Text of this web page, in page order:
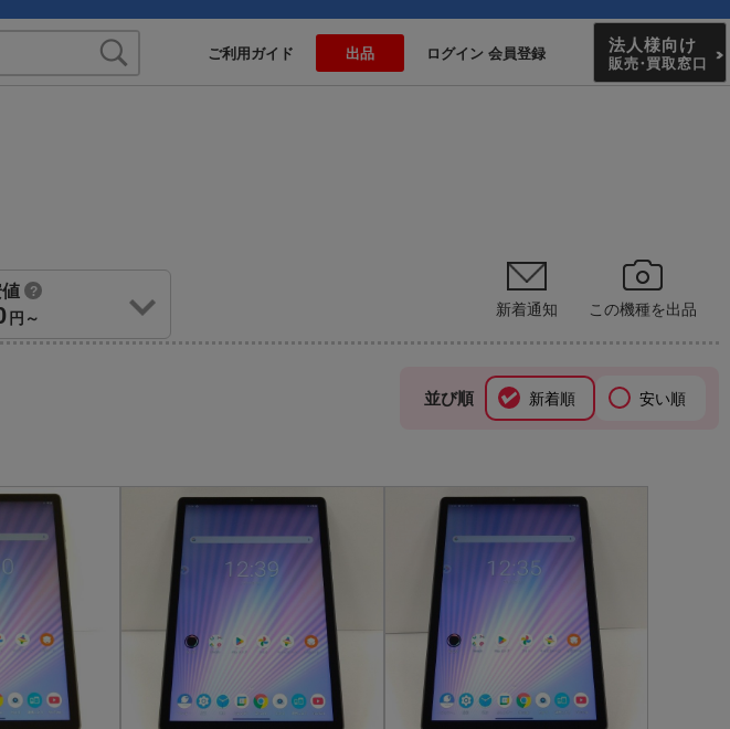
ご利用ガイド 出品 ログイン 会員登録 法人様向け
販売・買取窓口
値 ?
円～ 新着通知 この機種を出品
並び順 新着順 安い順